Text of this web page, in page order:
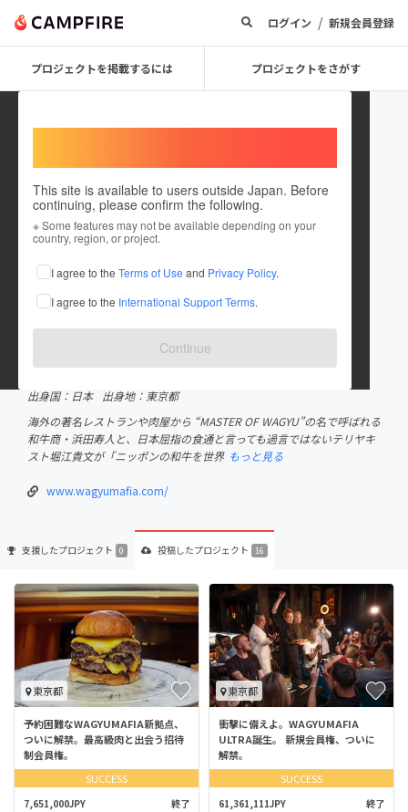
ログイン / 新規会員登録
プロジェクトを掲載するには プロジェクトをさがす
This site is available to users outside Japan. Before
continuing, please confirm the following.
※ Some features may not be available depending on your
country, region, or project.
I agree to the Terms of Use and Privacy Policy.
I agree to the International Support Terms.
Continue
WAGYUMAFIA
これまでに16件のプロジェクトを投稿しています
CAMPFIREクラウドファンディングアワード受賞履歴
出身国：日本
出身地：東京都
海外の著名レストランや肉屋から “MASTER OF WAGYU”の名で呼ばれる
和牛商・浜田寿人と、日本屈指の食通と言っても過言ではないテリヤキ
スト堀江貴文が「ニッポンの和牛を世界 もっと見る
www.wagyumafia.com/
支援したプロジェクト 0 投稿したプロジェクト 16
東京都
予約困難なWAGYUMAFIA新拠点、
ついに解禁。最高級肉と出会う招待
制会員権。
SUCCESS
7,651,000JPY 終了
東京都
衝撃に備えよ。WAGYUMAFIA
ULTRA誕生。 新規会員権、ついに
解禁。
SUCCESS
61,361,111JPY 終了